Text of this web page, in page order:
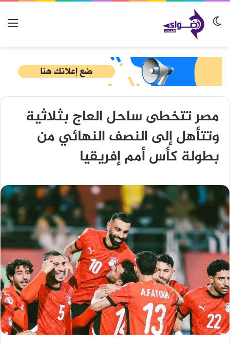
الوضع المظلم
مصر تتخطى ساحل العاج بثلاثية
وتتأهل إلى النصف النهائي من
بطولة كأس أمم إفريقيا